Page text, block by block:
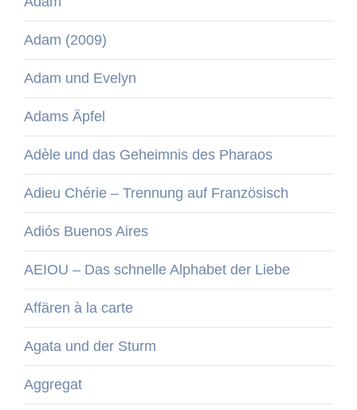
Adam (2009)
Adam und Evelyn
Adams Äpfel
Adèle und das Geheimnis des Pharaos
Adieu Chérie – Trennung auf Französisch
Adiós Buenos Aires
AEIOU – Das schnelle Alphabet der Liebe
Affären à la carte
Agata und der Sturm
Aggregat